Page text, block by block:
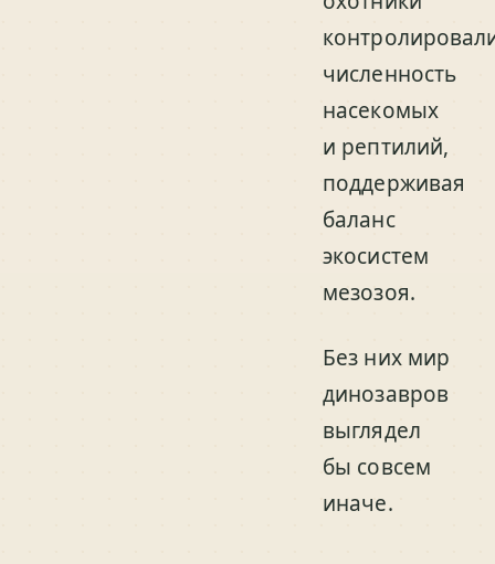
численность
насекомых
и рептилий,
поддерживая
баланс
экосистем
мезозоя.
Без них мир
динозавров
выглядел
бы совсем
иначе.